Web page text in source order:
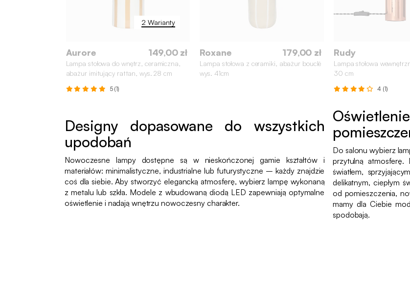
2 Warianty
Aurore 149,00 zł
Lampa stołowa do wnętrz, ceramiczna,
abażur imitujący rattan, wys. 28 cm
5 (1)
Roxane 179,00 zł
Lampa stołowa z ceramiki, abażur bouclé
wys. 41cm
Rudy
Lampa stołowa
30 cm
4 (1)
Designy dopasowane do wszystkich
upodobań
Nowoczesne lampy dostępne są w nieskończonej gamie kształtów i
materiałów: minimalistyczne, industrialne lub futurystyczne – każdy znajdzie
coś dla siebie. Aby stworzyć elegancką atmosferę, wybierz lampę wykonaną
z metalu lub szkła. Modele z wbudowaną diodą LED zapewniają optymalne
oświetlenie i nadają wnętrzu nowoczesny charakter.
Do salonu wybierz
przytulną
światłem,
delikatnym, ciepłym
od pomieszczenia,
mamy dla Ciebie
spodobają.